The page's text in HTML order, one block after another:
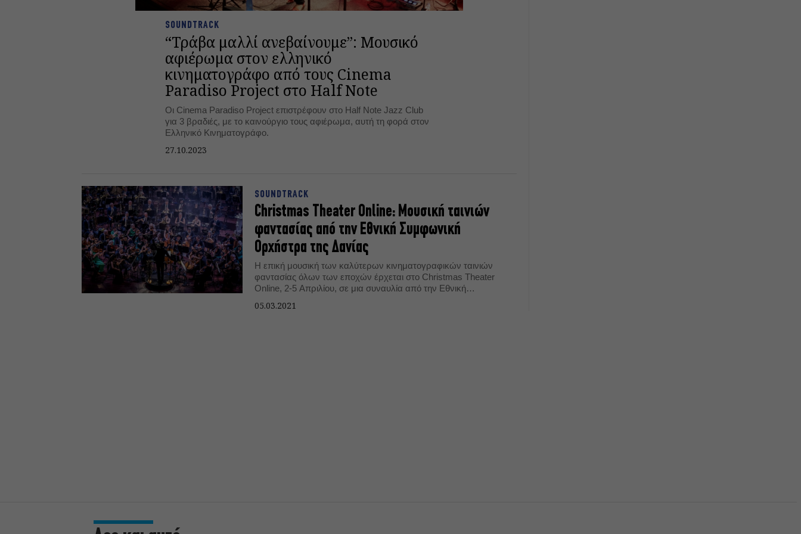
SOUNDTRACK
“Τράβα μαλλί ανεβαίνουμε”: Μουσικό
αφιέρωμα στον ελληνικό
κινηματογράφο από τους Cinema
Paradiso Project στο Half Note
Οι Cinema Paradiso Project επιστρέφουν στο Half Note Jazz Club
για 3 βραδιές, με το καινούργιο τους αφιέρωμα, αυτή τη φορά στον
Ελληνικό Κινηματογράφο.
27.10.2023
SOUNDTRACK
Christmas Theater Online: Μουσική ταινιών
φαντασίας από την Εθνική Συμφωνική
Ορχήστρα της Δανίας
Η επική μουσική των καλύτερων κινηματογραφικών ταινιών
φαντασίας όλων των εποχών έρχεται στο Christmas Theater
Online, 2-5 Απριλίου, σε μια συναυλία από την Εθνική
05.03.2021